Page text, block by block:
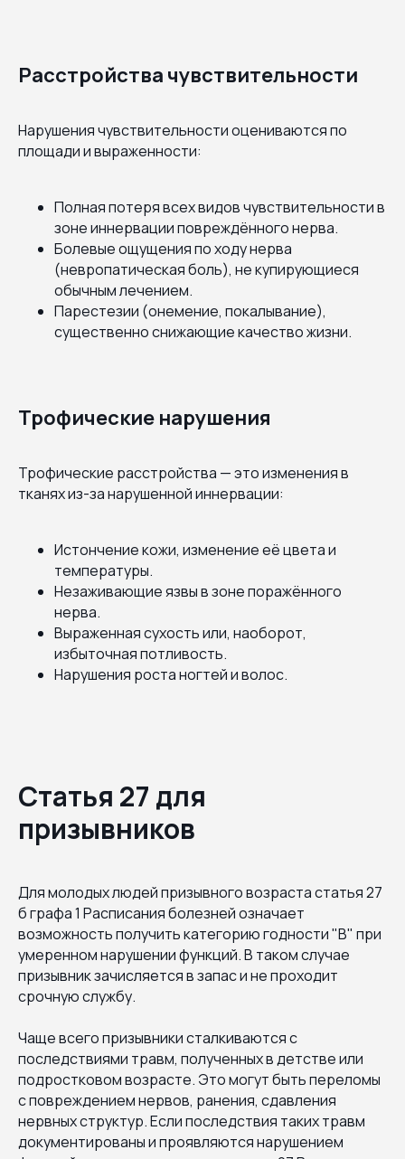
Расстройства чувствительности
Нарушения чувствительности оцениваются по
площади и выраженности:
Полная потеря всех видов чувствительности в
зоне иннервации повреждённого нерва.
Болевые ощущения по ходу нерва
(невропатическая боль), не купирующиеся
обычным лечением.
Парестезии (онемение, покалывание),
существенно снижающие качество жизни.
Трофические нарушения
Трофические расстройства — это изменения в
тканях из-за нарушенной иннервации:
Истончение кожи, изменение её цвета и
температуры.
Незаживающие язвы в зоне поражённого
нерва.
Выраженная сухость или, наоборот,
избыточная потливость.
Нарушения роста ногтей и волос.
Статья 27 для
призывников
Для молодых людей призывного возраста статья 27
б графа 1 Расписания болезней означает
возможность получить категорию годности "В" при
умеренном нарушении функций. В таком случае
призывник зачисляется в запас и не проходит
срочную службу.
Чаще всего призывники сталкиваются с
последствиями травм, полученных в детстве или
подростковом возрасте. Это могут быть переломы
с повреждением нервов, ранения, сдавления
нервных структур. Если последствия таких травм
документированы и проявляются нарушением